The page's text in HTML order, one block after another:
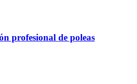
profesional de poleas